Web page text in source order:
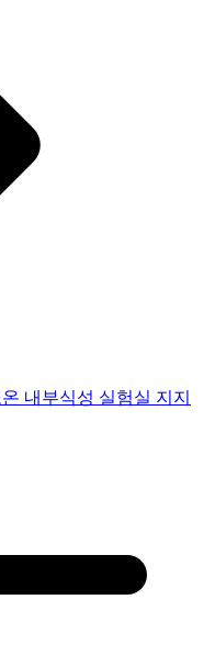
내부식성 실험실 지지